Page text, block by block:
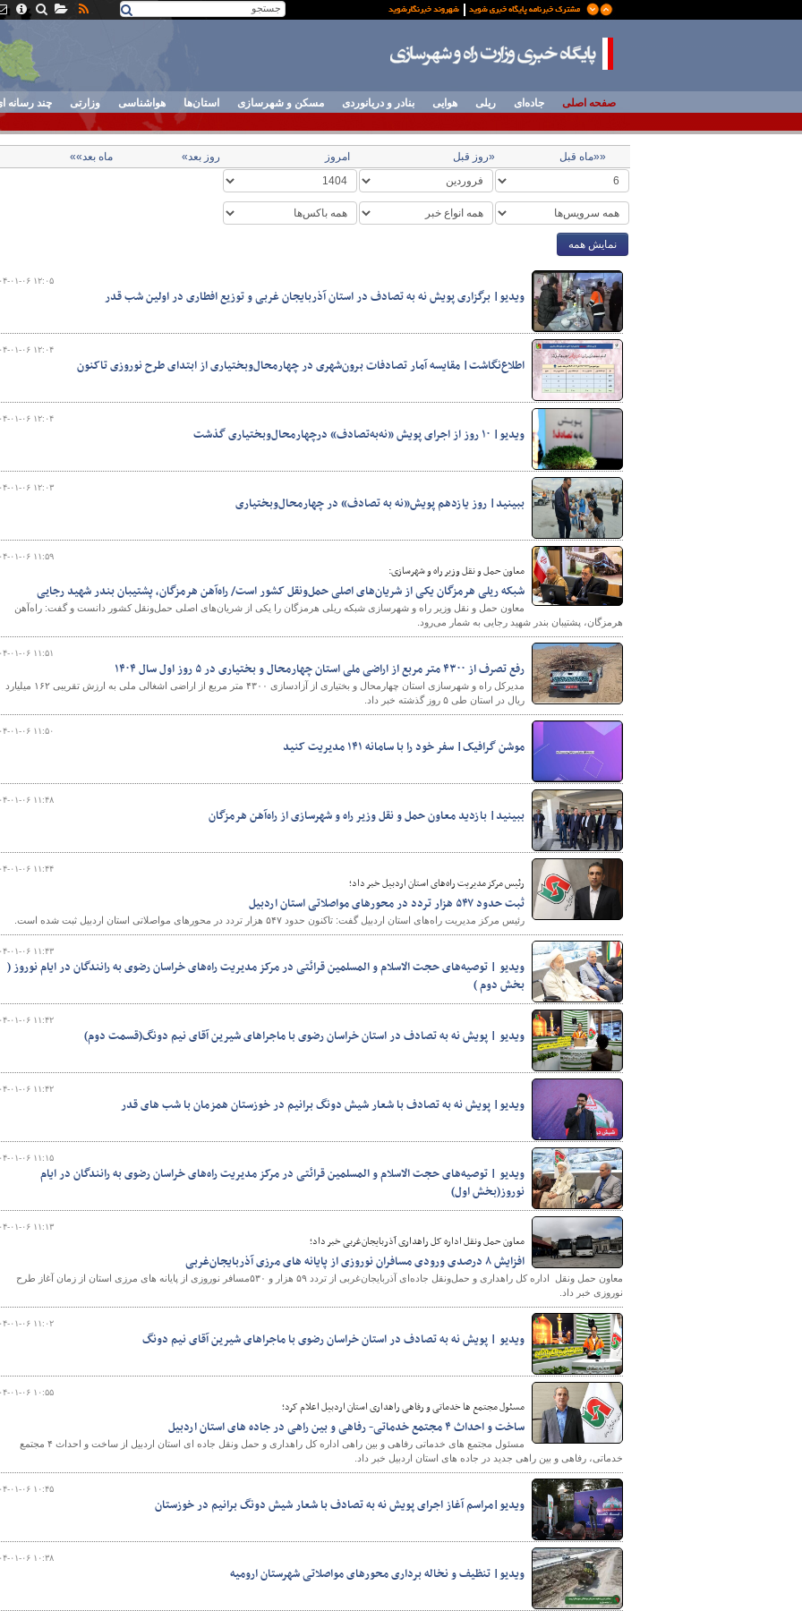
پایگاه خبری وزارت راه و
شهرسازی
صفحه اصلی جاده‌ای ریلی هوایی بنادر و دریانوردی مسکن و شهرسازی استان‌ها هواشناسی وزارتی چند رسانه
««ماه قبل «روز قبل امروز روز بعد» ماه بعد»»
نمایش همه
۱۴۰۴-۰۱-۰۶
ویدیو| برگزاری پویش نه به تصادف در استان آذربایجان غربی و توزیع افطاری در اولین شب قدر
۱۴۰۴-۰۱-۰۶
اطلاع‌نگاشت| مقایسه آمار تصادفات برون‌شهری در چهارمحال‌وبختیاری از ابتدای طرح نوروزی تاکنون
۱۴۰۴-۰۱-۰۶
ویدیو| ۱۰ روز از اجرای پویش «نه‌به‌تصادف» درچهارمحال‌وبختیاری گذشت
۱۴۰۴-۰۱-۰۶
ببینید| روز یازدهم پویش«نه به تصادف» در چهارمحال‌وبختیاری
۱۴۰۴-۰۱-۰۶
معاون حمل و نقل وزیر راه و شهرسازی:
شبکه ریلی هرمزگان یکی از شریان‌های اصلی حمل‌ونقل کشور است/ راه‌آهن هرمزگان، پشتیبان بندر شهید رجایی
معاون حمل و نقل وزیر راه و شهرسازی شبکه ریلی هرمزگان را یکی از شریان‌های اصلی حمل‌ونقل کشور دانست و گفت: راه‌آهن
هرمزگان، پشتیبان بندر شهید رجایی به شمار می‌رود.
۱۴۰۴-۰۱-۰۶
رفع تصرف از ۴۳۰۰ متر مربع از اراضی ملی استان چهارمحال و بختیاری در ۵ روز اول سال ۱۴۰۴
مدیرکل راه و شهرسازی استان چهارمحال و بختیاری از آزادسازی ۴۳۰۰ متر مربع از اراضی اشغالی ملی به ارزش تقریبی ۱۶۲ میلیارد
ریال در استان طی ۵ روز گذشته خبر داد.
۱۴۰۴-۰۱-۰۶
موشن گرافیک| سفر خود را با سامانه ۱۴۱ مدیریت کنید
۱۴۰۴-۰۱-۰۶
ببینید| بازدید معاون حمل و نقل وزیر راه و شهرسازی از راه‌آهن هرمزگان
۱۴۰۴-۰۱-۰۶
رئیس مرکز مدیریت راه‌های استان اردبیل خبر داد؛
ثبت حدود ۵۴۷ هزار تردد در محورهای مواصلاتی استان اردبیل
رئیس مرکز مدیریت راه‌های استان اردبیل گفت: تاکنون حدود ۵۴۷ هزار تردد در محورهای مواصلاتی استان اردبیل ثبت شده است.
۱۴۰۴-۰۱-۰۶
ویدیو | توصیه‌های حجت الاسلام و المسلمین قرائتی در مرکز مدیریت راه‌های خراسان رضوی به رانندگان در ایام نوروز (
بخش دوم )
۱۴۰۴-۰۱-۰۶
ویدیو | پویش نه به تصادف در استان خراسان رضوی با ماجراهای شیرین آقای نیم دونگ(قسمت دوم)
۱۴۰۴-۰۱-۰۶
ویدیو| پویش نه به تصادف با شعار شیش دونگ برانیم در خوزستان همزمان با شب های قدر
۱۴۰۴-۰۱-۰۶
ویدیو | توصیه‌های حجت الاسلام و المسلمین قرائتی در مرکز مدیریت راه‌های خراسان رضوی به رانندگان در ایام
نوروز(بخش اول)
۱۴۰۴-۰۱-۰۶
معاون حمل ونقل اداره کل راهداری آذربایجان‌غربی خبر داد؛
افزایش ۸ درصدی ورودی مسافران نوروزی از پایانه های مرزی آذربایجان‌غربی
معاون حمل ونقل اداره کل راهداری و حمل‌ونقل جاده‌ای آذربایجان‌غربی از تردد ۵۹ هزار و ۵۳۰مسافر نوروزی از پایانه های مرزی استان از زمان آغاز طرح
نوروزی خبر داد.
۱۴۰۴-۰۱-۰۶
ویدیو | پویش نه به تصادف در استان خراسان رضوی با ماجراهای شیرین آقای نیم دونگ
۱۴۰۴-۰۱-۰۶
مسئول مجتمع ها خدماتی و رفاهی راهداری استان اردبیل اعلام کرد؛
ساخت و احداث ۴ مجتمع خدماتی- رفاهی و بین راهی در جاده های استان اردبیل
مسئول مجتمع های خدماتی رفاهی و بین راهی اداره کل راهداری و حمل ونقل جاده ای استان اردبیل از ساخت و احداث ۴ مجتمع
خدماتی، رفاهی و بین راهی جدید در جاده های استان اردبیل خبر داد.
۱۴۰۴-۰۱-۰۶
ویدیو|مراسم آغاز اجرای پویش نه به تصادف با شعار شیش دونگ برانیم در خوزستان
۱۴۰۴-۰۱-۰۶
ویدیو| تنظیف و نخاله برداری محورهای مواصلاتی شهرستان ارومیه